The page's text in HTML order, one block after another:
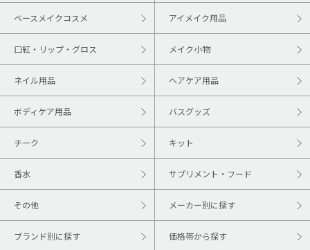
ベースメイクコスメ アイメイク用品
口紅・リップ・グロス メイク小物
ネイル用品 ヘアケア用品
ボディケア用品 バスグッズ
チーク キット
香水 サプリメント・フード
その他 メーカー別に探す
ブランド別に探す 価格帯から探す